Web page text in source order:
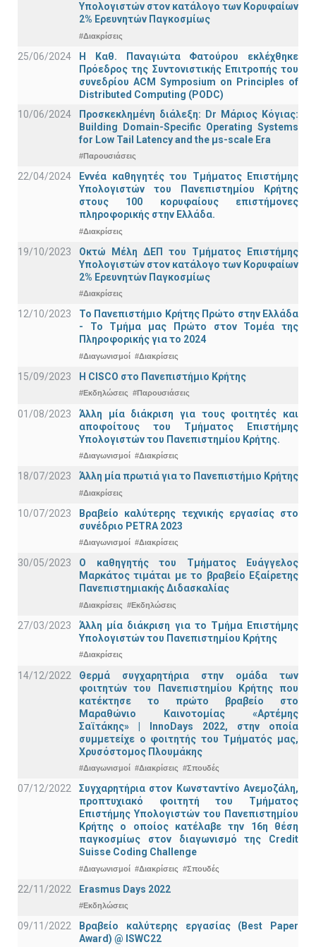
Υπολογιστών στον κατάλογο των Κορυφαίων
2% Ερευνητών Παγκοσμίως
#Διακρίσεις
25/06/2024
Η Καθ. Παναγιώτα Φατούρου εκλέχθηκε
Πρόεδρος της Συντονιστικής Επιτροπής του
συνεδρίου ACM Symposium on Principles of
Distributed Computing (PODC)
10/06/2024
Προσκεκλημένη διάλεξη: Dr Μάριος Κόγιας:
Building Domain-Specific Operating Systems
for Low Tail Latency and the μs-scale Era
#Παρουσιάσεις
22/04/2024
Εννέα καθηγητές του Τμήματος Επιστήμης
Υπολογιστών του Πανεπιστημίου Κρήτης
στους 100 κορυφαίους επιστήμονες
πληροφορικής στην Ελλάδα.
#Διακρίσεις
19/10/2023
Οκτώ Μέλη ΔΕΠ του Τμήματος Επιστήμης
Υπολογιστών στον κατάλογο των Κορυφαίων
2% Ερευνητών Παγκοσμίως
#Διακρίσεις
12/10/2023
Το Πανεπιστήμιο Κρήτης Πρώτο στην Ελλάδα
- Το Τμήμα μας Πρώτο στον Τομέα της
Πληροφορικής για το 2024
#Διαγωνισμοί #Διακρίσεις
15/09/2023 Η CISCO στο Πανεπιστήμιο Κρήτης
#Εκδηλώσεις #Παρουσιάσεις
01/08/2023
Άλλη μία διάκριση για τους φοιτητές και
αποφοίτους του Τμήματος Επιστήμης
Υπολογιστών του Πανεπιστημίου Κρήτης.
#Διαγωνισμοί #Διακρίσεις
18/07/2023 Άλλη μία πρωτιά για το Πανεπιστήμιο Κρήτης
#Διακρίσεις
10/07/2023
Βραβείο καλύτερης τεχνικής εργασίας στο
συνέδριο PETRA 2023
#Διαγωνισμοί #Διακρίσεις
30/05/2023
Ο καθηγητής του Τμήματος Ευάγγελος
Μαρκάτος τιμάται με το βραβείο Εξαίρετης
Πανεπιστημιακής Διδασκαλίας
#Διακρίσεις #Εκδηλώσεις
27/03/2023
Άλλη μία διάκριση για το Τμήμα Επιστήμης
Υπολογιστών του Πανεπιστημίου Κρήτης
#Διακρίσεις
14/12/2022
Θερμά συγχαρητήρια στην ομάδα των
φοιτητών του Πανεπιστημίου Κρήτης που
κατέκτησε το πρώτο βραβείο στο
Μαραθώνιο Καινοτομίας «Αρτέμης
Σαϊτάκης» | InnoDays 2022, στην οποία
συμμετείχε ο φοιτητής του Τμήματός μας,
Χρυσόστομος Πλουμάκης
#Διαγωνισμοί #Διακρίσεις #Σπουδές
07/12/2022
Συγχαρητήρια στον Κωνσταντίνο Ανεμοζάλη,
προπτυχιακό φοιτητή του Τμήματος
Επιστήμης Υπολογιστών του Πανεπιστημίου
Κρήτης ο οποίος κατέλαβε την 16η θέση
παγκοσμίως στον διαγωνισμό της Credit
Suisse Coding Challenge
#Διαγωνισμοί #Διακρίσεις #Σπουδές
22/11/2022 Erasmus Days 2022
#Εκδηλώσεις
09/11/2022
Βραβείο καλύτερης εργασίας (Best Paper
Award) @ ISWC22